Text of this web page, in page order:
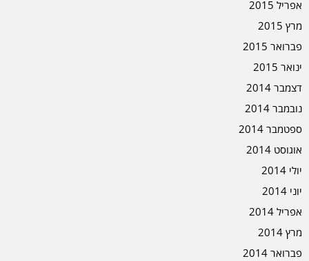
אפריל 2015
מרץ 2015
פברואר 2015
ינואר 2015
דצמבר 2014
נובמבר 2014
ספטמבר 2014
אוגוסט 2014
יולי 2014
יוני 2014
אפריל 2014
מרץ 2014
פברואר 2014